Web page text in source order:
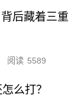
后藏着三重
阅读 5589
么打？